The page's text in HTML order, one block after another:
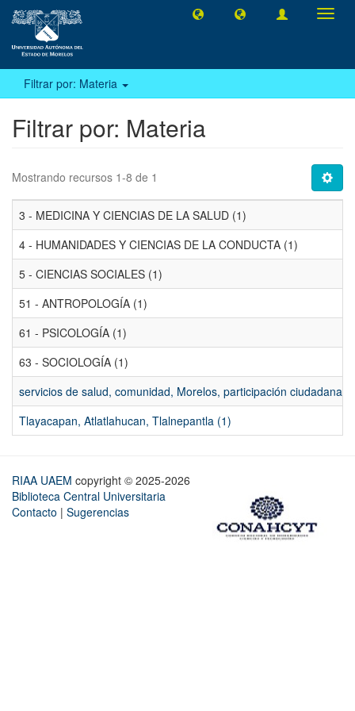
Filtrar por: Materia
Filtrar por: Materia
Mostrando recursos 1-8 de 1
3 - MEDICINA Y CIENCIAS DE LA SALUD (1)
4 - HUMANIDADES Y CIENCIAS DE LA CONDUCTA (1)
5 - CIENCIAS SOCIALES (1)
51 - ANTROPOLOGÍA (1)
61 - PSICOLOGÍA (1)
63 - SOCIOLOGÍA (1)
servicios de salud, comunidad, Morelos, participación
Tlayacapan, Atlatlahucan, Tlalnepantla (1)
RIAA UAEM copyright © 2025-2026
Biblioteca Central Universitaria
Contacto | Sugerencias